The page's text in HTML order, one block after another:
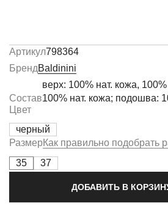
Артикул798364
БрендBaldinini
Состав
верх: 100% нат. кожа,
100% нат. кожа; подошва:
Цвет
черный
РазмерКак правильно подобрать
35
37
ДОБАВИТЬ В